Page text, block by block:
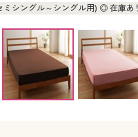
ミシングル～シングル用) ◎ 在庫あ